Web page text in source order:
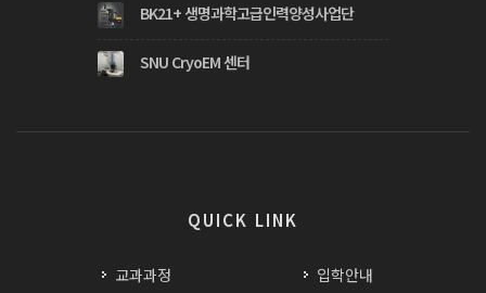
BK21+ 생명과학고급인력양성사업단
SNU CryoEM 센터
QUICK LINK
교과과정
입학안내